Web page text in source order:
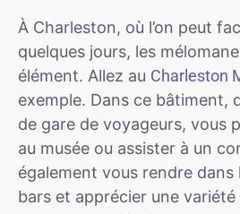
À Charleston, où l’on peut
quelques jours, les
élément. Allez au Charleston
exemple. Dans ce bâtiment,
de gare de voyageurs, vous
au musée ou assister à un
également vous rendre dans
bars et apprécier une variété